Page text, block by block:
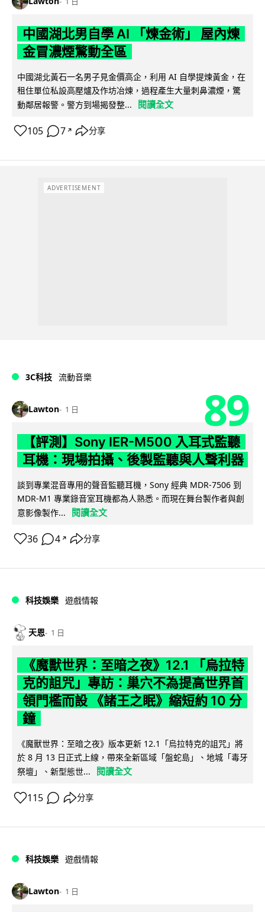
中國湖北男自學 AI 「煉金術」 屋內煉
金冒濃煙驚動全區
中國湖北黃石一名男子見金價高企，利用 AI 自學提煉黃金，在
租住單位私設高壓爐及作坊冶煉，過程產生大量刺鼻濃煙，驚
動鄰居報警。警方到場揭發整...
閱讀全文
105 7 ↗ 分享
ADVERTISEMENT
3C科技 流動音樂
Lawton 1 日 89
【評測】Sony IER-M500 入耳式監聽
耳機：現場拍攝、後製監聽與人聲利器
談到專業混音專用的聲音監聽耳機，Sony 經典 MDR-7506 到
MDR-M1 專業錄音室耳機都為人熟悉。而現在舞台製作者與創
意影像製作...
閱讀全文
36 4 ↗ 分享
科技娛樂 遊戲情報
天恩 1 日
《魔獸世界：至暗之夜》12.1 「烏拉特
克的詛咒」專訪：巢穴不為提高世界首
領門檻而設 《諸王之眠》縮短約 10 分
鐘
《魔獸世界：至暗之夜》版本更新 12.1「烏拉特克的詛咒」將
於 8 月 13 日正式上線，帶來全新區域「盤蛇島」、地城「毒牙
祭壇」、新型態世...
閱讀全文
115 分享
科技娛樂 遊戲情報
Lawton 1 日